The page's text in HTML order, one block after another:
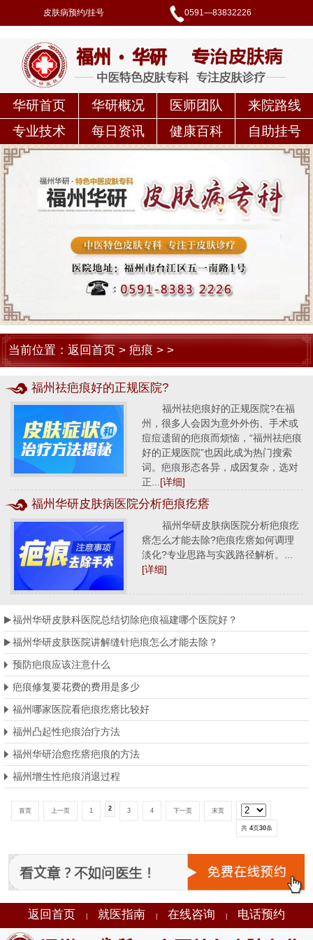
皮肤病预约/挂号 0591—83832226
华研首页 华研概况 医师团队
来院路线
专业技术
每日资讯 健康百科 自助挂号
当前位置： 返回首页 > 疤痕 > >
福州祛疤痕好的正规医院?
福州祛疤痕好的正规医院?在福
州，很多人会因为意外外伤、手术或
痘痘遗留的疤痕而烦恼，“福州祛疤痕
好的正规医院”也因此成为热门搜索
词。疤痕形态各异，成因复杂，选对
正... [详细]
福州华研皮肤病医院分析疤痕疙瘩
福州华研皮肤病医院分析疤痕疙
瘩怎么才能去除?疤痕疙瘩如何调理
淡化?专业思路与实践路径解析。...
[详细]
福州华研皮肤科医院总结切除疤痕福建哪个医院好？
福州华研皮肤医院讲解缝针疤痕怎么才能去除？
预防疤痕应该注意什么
疤痕修复要花费的费用是多少
福州哪家医院看疤痕疙瘩比较好
福州凸起性疤痕治疗方法
福州华研治愈疙瘩疤痕的方法
福州增生性疤痕消退过程
首页 上一页 1 2 3 4 下一页 末页
共 4页30条
返回首页 就医指南 在线咨询 电话预约